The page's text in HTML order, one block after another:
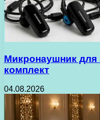
Микронаушник для
комплект
04.08.2026